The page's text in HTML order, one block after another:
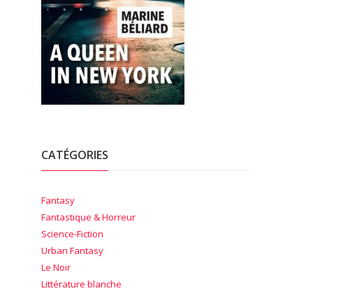
CATÉGORIES
Fantasy
Fantastique & Horreur
Science-Fiction
Urban Fantasy
Le Noir
Littérature blanche